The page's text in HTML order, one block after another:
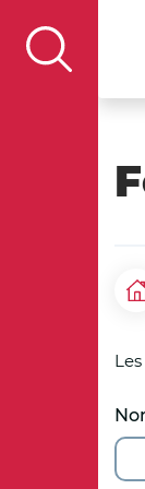
Aller au
display
F
i
d
'